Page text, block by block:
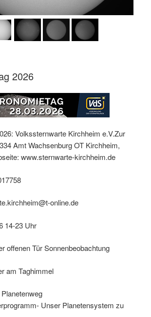
2026
Volkssternwarte Kirchheim e.V.Zur
Amt Wachsenburg OT Kirchheim,
www.sternwarte-kirchheim.de
online.de
14-23 Uhr
offenen Tür Sonnenbeobachtung
am Taghimmel
Unser Planetensystem zu